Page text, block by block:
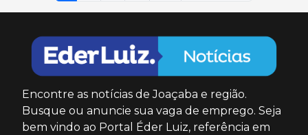
Encontre as notícias de Joaçaba e região.
Busque ou anuncie sua vaga de emprego. Seja
bem vindo ao Portal Éder Luiz, referência em